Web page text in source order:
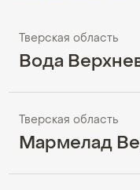
Тверская область
Вода
Тверская область
Мармелад